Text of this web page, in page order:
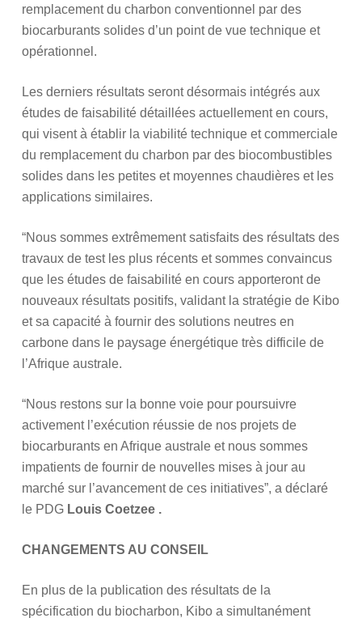
remplacement du charbon conventionnel par des
biocarburants solides d’un point de vue technique et
opérationnel.
Les derniers résultats seront désormais intégrés aux
études de faisabilité détaillées actuellement en cours,
qui visent à établir la viabilité technique et commerciale
du remplacement du charbon par des biocombustibles
solides dans les petites et moyennes chaudières et les
applications similaires.
“Nous sommes extrêmement satisfaits des résultats des
travaux de test les plus récents et sommes convaincus
que les études de faisabilité en cours apporteront de
nouveaux résultats positifs, validant la stratégie de Kibo
et sa capacité à fournir des solutions neutres en
carbone dans le paysage énergétique très difficile de
l’Afrique australe.
“Nous restons sur la bonne voie pour poursuivre
activement l’exécution réussie de nos projets de
biocarburants en Afrique australe et nous sommes
impatients de fournir de nouvelles mises à jour au
marché sur l’avancement de ces initiatives”, a déclaré
le PDG Louis Coetzee .
CHANGEMENTS AU CONSEIL
En plus de la publication des résultats de la
spécification du biocharbon, Kibo a simultanément